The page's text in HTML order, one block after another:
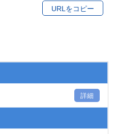
URLをコピー
詳細